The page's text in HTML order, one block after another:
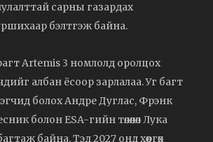
сарны газардах
бэлтгэж байна.
Artemis 3 номлолд оролцох
албан ёсоор зарлалаа. Уг багт
болох Андре Дуглас, Фрэнк
болон ESA-гийн төлөөлөл Лука
байна. Тэд 2027 онд хөөргөх